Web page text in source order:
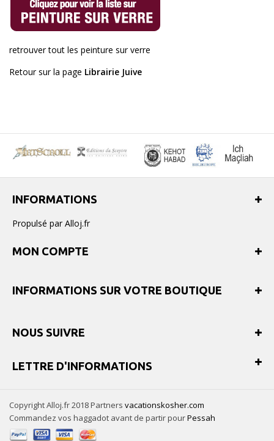
retrouver tout les peinture sur verre
Retour sur la page Librairie Juive
INFORMATIONS
Propulsé par Alloj.fr
MON COMPTE
INFORMATIONS SUR VOTRE BOUTIQUE
NOUS SUIVRE
LETTRE D'INFORMATIONS
Copyright Alloj.fr 2018 Partners vacationskosher.com
Commandez vos haggadot avant de partir pourPessah